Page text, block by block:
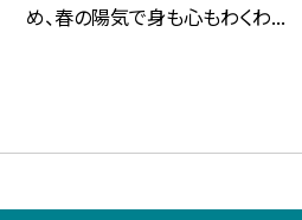
め、春の陽気で身も心もわくわ...